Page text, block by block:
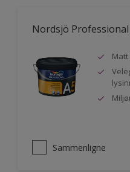
Nordsjö Professional
Sammenligne